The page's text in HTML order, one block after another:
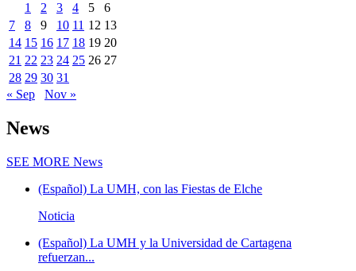
1
2 3 4 5
6
7
8 9 10 11 12 13
14 15 16 17 18 19 20
21 22 23 24 25 26 27
28 29 30 31
« Sep
Nov »
News
SEE MORE News
(Español) La UMH, con las Fiestas de Elche
Noticia
(Español) La UMH y la Universidad de Cartagena
refuerzan...